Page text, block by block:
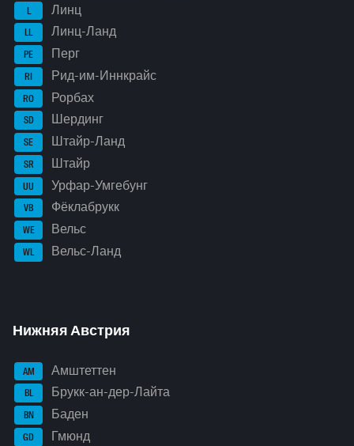
L Линц
LL Линц-Ланд
PE Перг
RI Рид-им-Иннкрайс
RO Рорбах
SD Шердинг
SE Штайр-Ланд
SR Штайр
UU Урфар-Умгебунг
VB Фёклабрукк
WE Вельс
WL Вельс-Ланд
Нижняя Австрия
AM Амштеттен
BL Брукк-ан-дер-Лайта
BN Баден
GD Гмюнд